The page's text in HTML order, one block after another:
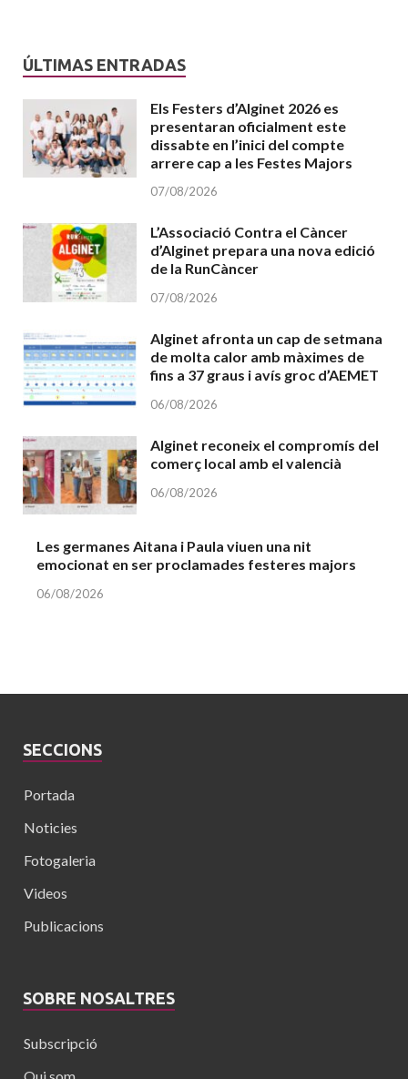
ÚLTIMAS ENTRADAS
Els Festers d’Alginet 2026 es
presentaran oficialment este
dissabte en l’inici del compte
arrere cap a les Festes Majors
07/08/2026
L’Associació Contra el Càncer
d’Alginet prepara una nova edició
de la RunCàncer
07/08/2026
Alginet afronta un cap de setmana
de molta calor amb màximes de
fins a 37 graus i avís groc d’AEMET
06/08/2026
Alginet reconeix el compromís del
comerç local amb el valencià
06/08/2026
Les germanes Aitana i Paula viuen una nit
emocionat en ser proclamades festeres majors
06/08/2026
SECCIONS
Portada
Noticies
Fotogaleria
Videos
Publicacions
SOBRE NOSALTRES
Subscripció